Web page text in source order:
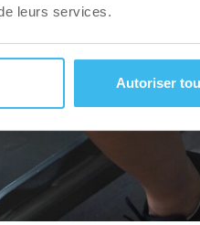
leurs services.
Autoriser